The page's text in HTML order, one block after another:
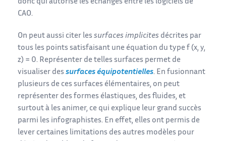
donc qui autorise les échanges entre les logiciels de
CAO.
On peut aussi citer les surfaces implicites décrites par
tous les points satisfaisant une équation du type f (x, y,
z) = 0. Représenter de telles surfaces permet de
visualiser des surfaces équipotentielles. En fusionnant
plusieurs de ces surfaces élémentaires, on peut
représenter des formes élastiques, des fluides, et
surtout à les animer, ce qui explique leur grand succès
parmi les infographistes. En effet, elles ont permis de
lever certaines limitations des autres modèles pour